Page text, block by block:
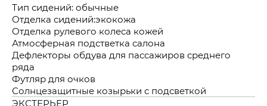
Тип сидений: обычные
Отделка сидений:экокожа
Отделка рулевого колеса кожей
Атмосферная подстветка салона
Дефлекторы обдува для пассажиров среднего
ряда
Футляр для очков
Солнцезащитные козырьки с подсветкой
ЭКСТЕРЬЕР